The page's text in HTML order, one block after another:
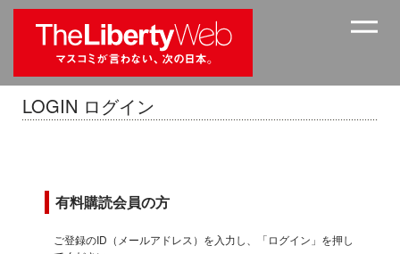
LOGIN ログイン
有料購読会員の方
ご登録のID（メールアドレス）を入力し、「ログイン」を押し